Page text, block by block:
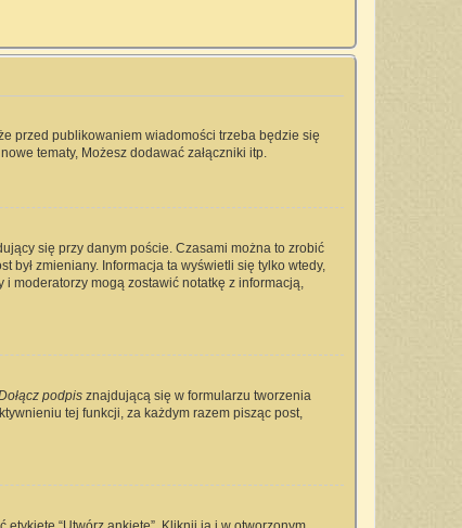
przed publikowaniem wiadomości trzeba będzie się
tematy, Możesz dodawać załączniki itp.
się przy danym poście. Czasami można to zrobić
był zmieniany. Informacja ta wyświetli się tylko wtedy,
i moderatorzy mogą zostawić notatkę z informacją,
podpis znajdującą się w formularzu tworzenia
tej funkcji, za każdym razem pisząc post,